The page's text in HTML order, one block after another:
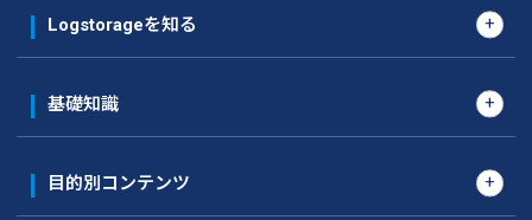
Logstorageを知る
基礎知識
目的別コンテンツ